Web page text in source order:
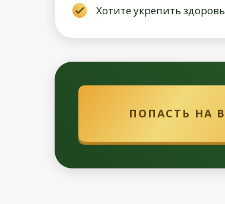
Хотите укрепить
ПОПАСТЬ НА